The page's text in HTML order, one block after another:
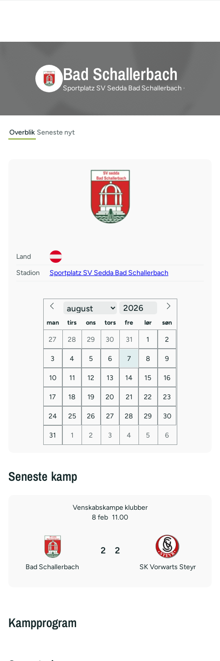
Bad Schallerbach
Sportplatz SV Sedda Bad Schallerbach ·
Overblik Seneste nyt
Land
Stadion
Sportplatz SV Sedda Bad Schallerbach
man tirs ons tors fre lør søn
27 28 29 30 31 1 2
3 4 5 6 7 8 9
10 11 12 13 14 15 16
17 18 19 20 21 22 23
24 25 26 27 28 29 30
31 1 2 3 4 5 6
Seneste kamp
Venskabskampe klubber
8 feb 11.00
Bad Schallerbach
2 2
SK Vorwarts Steyr
Kampprogram